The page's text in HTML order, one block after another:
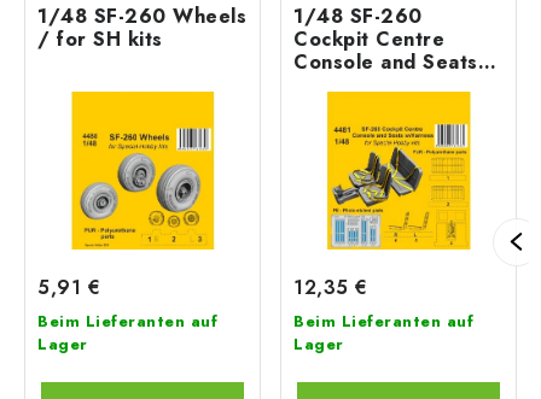
1/48 SF-260 Wheels
/ for SH kits
5,91 €
Beim Lieferanten auf
Lager
1/48 SF-260
Cockpit Centre
Console and Seats
w/Harness / for SH
12,35 €
Beim Lieferanten auf
Lager